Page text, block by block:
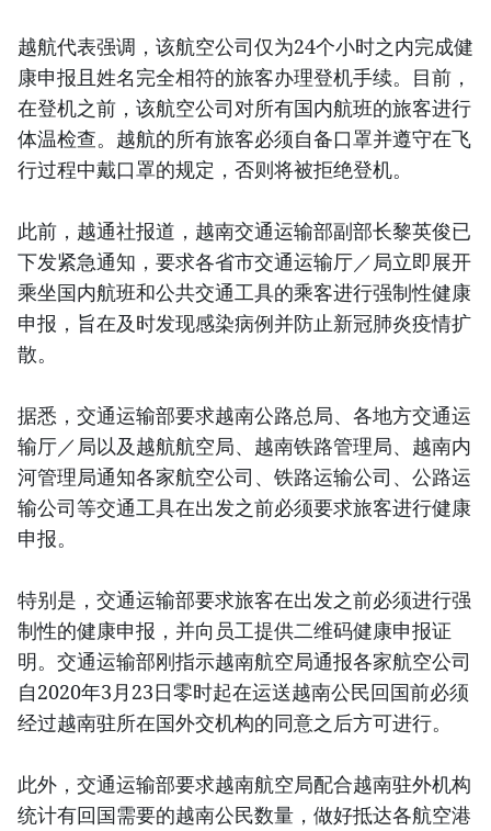
越航代表强调，该航空公司仅为24个小时之内完成健
康申报且姓名完全相符的旅客办理登机手续。目前，
在登机之前，该航空公司对所有国内航班的旅客进行
体温检查。越航的所有旅客必须自备口罩并遵守在飞
行过程中戴口罩的规定，否则将被拒绝登机。
此前，越通社报道，越南交通运输部副部长黎英俊已
下发紧急通知，要求各省市交通运输厅／局立即展开
乘坐国内航班和公共交通工具的乘客进行强制性健康
申报，旨在及时发现感染病例并防止新冠肺炎疫情扩
散。
据悉，交通运输部要求越南公路总局、各地方交通运
输厅／局以及越航航空局、越南铁路管理局、越南内
河管理局通知各家航空公司、铁路运输公司、公路运
输公司等交通工具在出发之前必须要求旅客进行健康
申报。
特别是，交通运输部要求旅客在出发之前必须进行强
制性的健康申报，并向员工提供二维码健康申报证
明。交通运输部刚指示越南航空局通报各家航空公司
自2020年3月23日零时起在运送越南公民回国前必须
经过越南驻所在国外交机构的同意之后方可进行。
此外，交通运输部要求越南航空局配合越南驻外机构
统计有回国需要的越南公民数量，做好抵达各航空港